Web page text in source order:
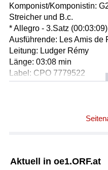
Komponist/Komponistin:
Streicher und B.c.
* Allegro - 3.Satz (00:03:09)
Ausführende: Les Amis de
Leitung: Ludger Rémy
Länge: 03:08 min
Label: CPO 7779522
Länge: 05:02 min
Aktuell in oe1.ORF.at